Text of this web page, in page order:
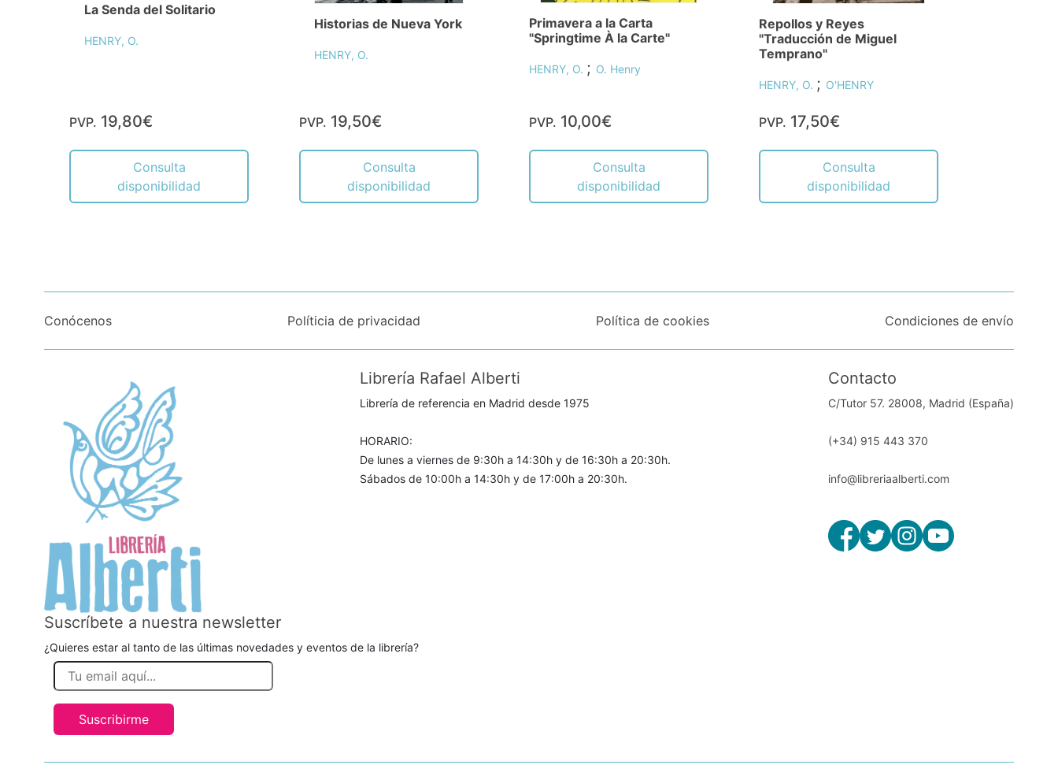
La Senda del Solitario
HENRY, O.
PVP. 19,80€
Consulta
disponibilidad
Historias de Nueva York
HENRY, O.
PVP. 19,50€
Consulta
disponibilidad
Primavera a la Carta
"Springtime À la Carte"
HENRY, O. ; O. Henry
PVP. 10,00€
Consulta
disponibilidad
Repollos y Reyes
"Traducción de Miguel
Temprano"
HENRY, O. ; O'HENRY
PVP. 17,50€
Consulta
disponibilidad
Conócenos Políticia de privacidad Política de cookies Condiciones de envío
Librería Rafael Alberti
Librería de referencia en Madrid desde 1975
HORARIO:
De lunes a viernes de 9:30h a 14:30h y de 16:30h a 20:30h.
Sábados de 10:00h a 14:30h y de 17:00h a 20:30h.
Contacto
C/Tutor 57. 28008, Madrid (España)
(+34) 915 443 370
info@libreriaalberti.com
Suscríbete a nuestra newsletter
¿Quieres estar al tanto de las últimas novedades y eventos de la librería?
Suscribirme